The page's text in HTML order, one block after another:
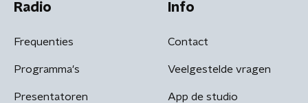
Radio
Frequenties
Programma's
Presentatoren
Info
Contact
Veelgestelde vragen
App de studio